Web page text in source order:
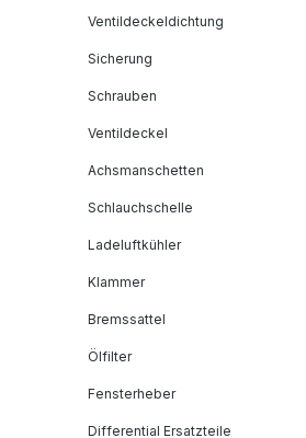
Ventildeckeldichtung
Sicherung
Schrauben
Ventildeckel
Achsmanschetten
Schlauchschelle
Ladeluftkühler
Klammer
Bremssattel
Ölfilter
Fensterheber
Differential Ersatzteile